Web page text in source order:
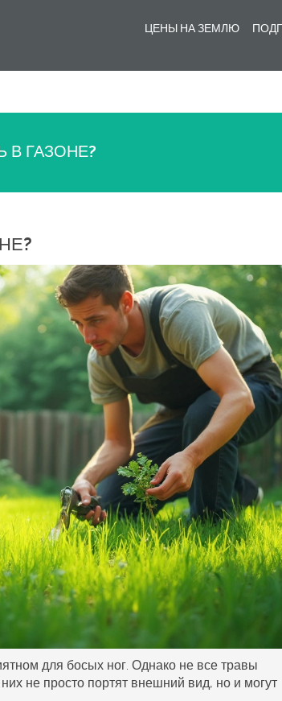
ЦЕНЫ НА ЗЕМЛЮ
ГАЗОНЕ?
для босых ног. Однако не все травы
них не просто портят внешний вид, но и могут